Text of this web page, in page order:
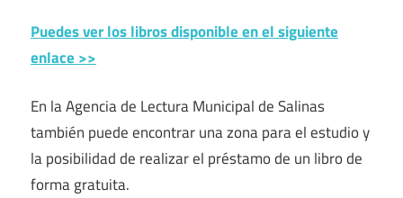
Puedes ver los libros disponible en el siguiente
enlace >>
En la Agencia de Lectura Municipal de Salinas
también puede encontrar una zona para el estudio y
la posibilidad de realizar el préstamo de un libro de
forma gratuita.